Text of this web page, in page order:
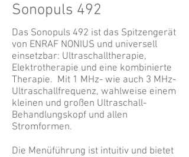
Sonopuls 492
​Das Sonopuls 492 ist das Spitzengerät
von ENRAF NONIUS und universell
einsetzbar: Ultraschalltherapie,
Elektrotherapie und eine kombinierte
Therapie. Mit 1 MHz- wie auch 3 MHz-
Ultraschallfrequenz, wahlweise einem
kleinen und großen Ultraschall-
Behandlungskopf und allen
Stromformen.
Die Menüführung ist intuitiv und bietet